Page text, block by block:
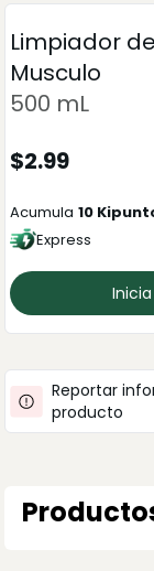
Limpiador
Musculo
500 mL
$2.99
Acumula 10
Express
Reportar
producto